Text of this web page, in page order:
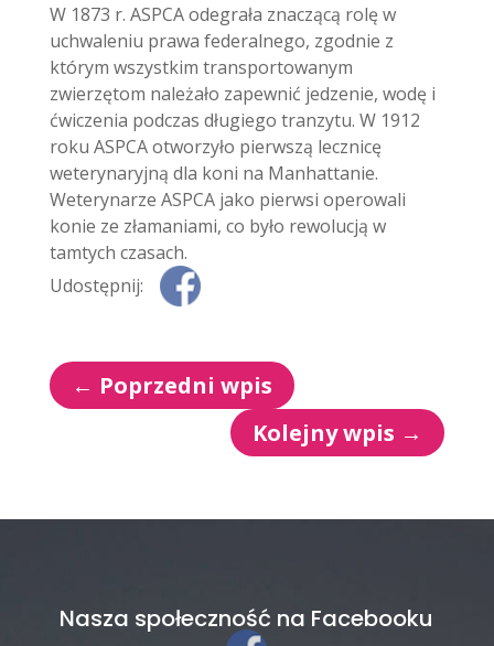
W 1873 r. ASPCA odegrała znaczącą rolę w
uchwaleniu prawa federalnego, zgodnie z
którym wszystkim transportowanym
zwierzętom należało zapewnić jedzenie, wodę i
ćwiczenia podczas długiego tranzytu. W 1912
roku ASPCA otworzyło pierwszą lecznicę
weterynaryjną dla koni na Manhattanie.
Weterynarze ASPCA jako pierwsi operowali
konie ze złamaniami, co było rewolucją w
tamtych czasach.
Udostępnij:
← Poprzedni wpis
Kolejny wpis →
Nasza społeczność na Facebooku